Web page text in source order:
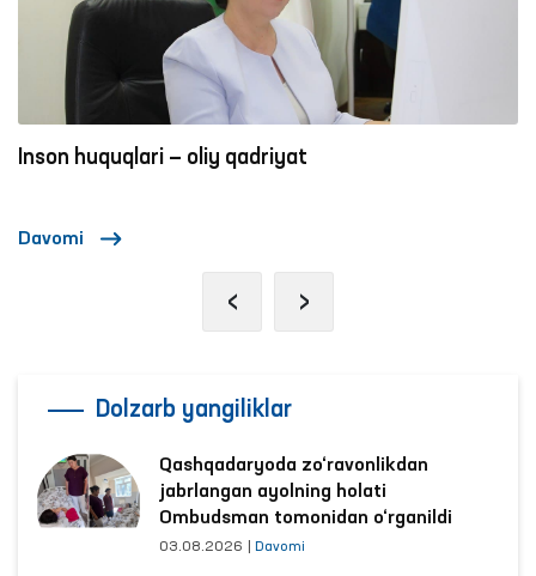
Inson huquqlari — oliy qadriyat
Davomi
‹ ›
Dolzarb yangiliklar
Qashqadaryoda zo‘ravonlikdan
jabrlangan ayolning holati
Ombudsman tomonidan o‘rganildi
03.08.2026 Davomi